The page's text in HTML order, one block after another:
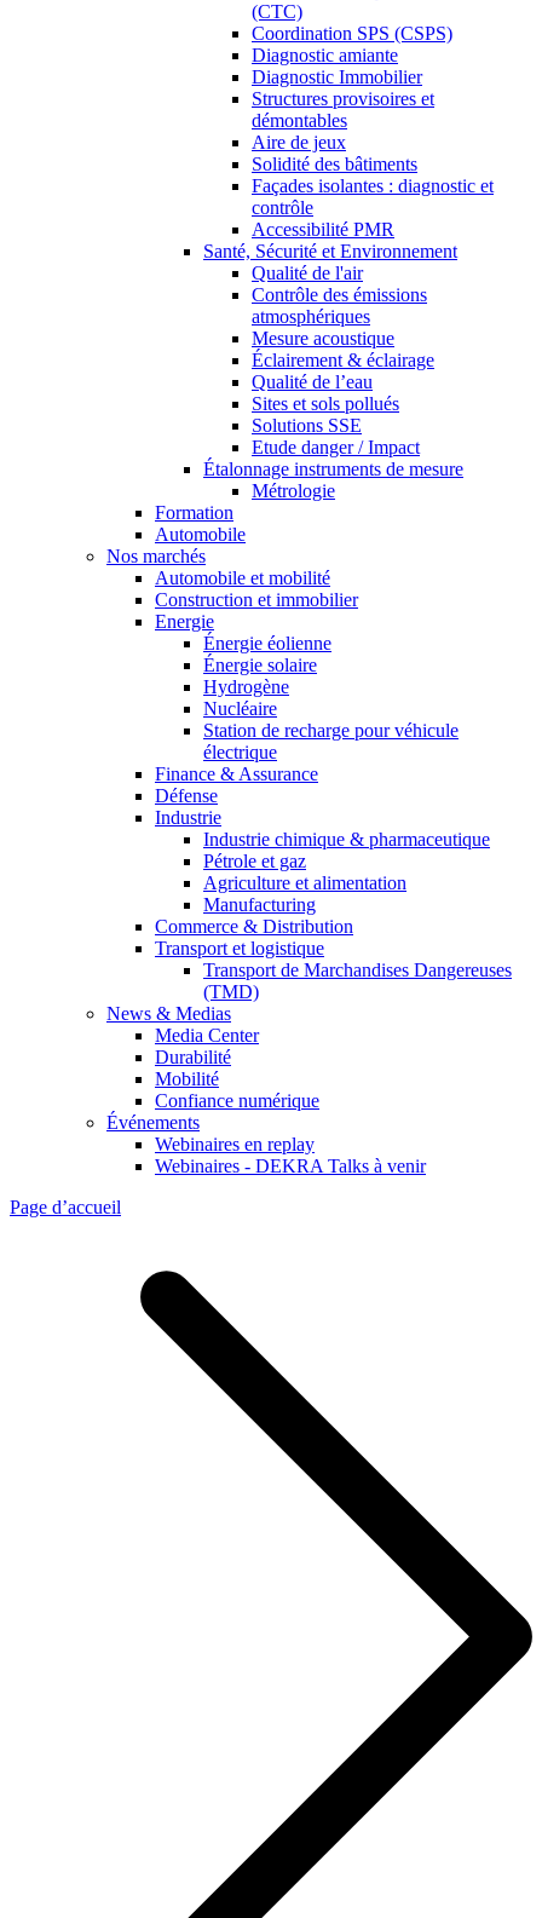
(CTC)
Coordination SPS (CSPS)
Diagnostic amiante
Diagnostic Immobilier
Structures provisoires et
démontables
Aire de jeux
Solidité des bâtiments
Façades isolantes : diagnostic et
contrôle
Accessibilité PMR
Santé, Sécurité et Environnement
Qualité de l'air
Contrôle des émissions
atmosphériques
Mesure acoustique
Éclairement & éclairage
Qualité de l’eau
Sites et sols pollués
Solutions SSE
Etude danger / Impact
Étalonnage instruments de mesure
Métrologie
Formation
Automobile
Nos marchés
Automobile et mobilité
Construction et immobilier
Energie
Énergie éolienne
Énergie solaire
Hydrogène
Nucléaire
Station de recharge pour véhicule
électrique
Finance & Assurance
Défense
Industrie
Industrie chimique & pharmaceutique
Pétrole et gaz
Agriculture et alimentation
Manufacturing
Commerce & Distribution
Transport et logistique
Transport de Marchandises Dangereuses
(TMD)
News & Medias
Media Center
Durabilité
Mobilité
Confiance numérique
Événements
Webinaires en replay
Webinaires - DEKRA Talks à venir
Page d’accueil